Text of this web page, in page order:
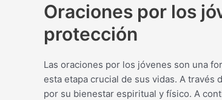
Oraciones por los
protección
Las oraciones por los jóvenes son una
esta etapa crucial de sus vidas. A través
por su bienestar espiritual y físico. A